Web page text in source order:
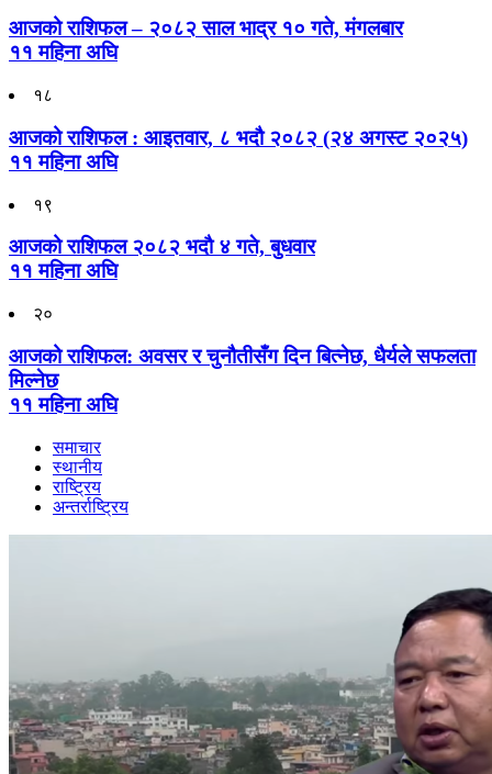
आजको राशिफल – २०८२ साल भाद्र १० गते, मंगलबार
११ महिना अघि
१८
आजको राशिफल : आइतवार, ८ भदौ २०८२ (२४ अगस्ट २०२५)
११ महिना अघि
१९
आजको राशिफल २०८२ भदाै ४ गते, बुधवार
११ महिना अघि
२०
आजको राशिफल: अवसर र चुनौतीसँग दिन बित्नेछ, धैर्यले सफलता
मिल्नेछ
११ महिना अघि
समाचार
स्थानीय
राष्ट्रिय
अन्तर्राष्ट्रिय